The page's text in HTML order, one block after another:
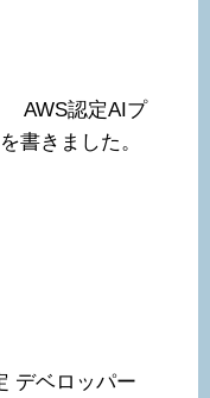
AWS認定AIプ
書きました。
デベロッパー